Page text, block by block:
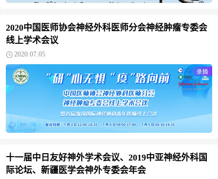
2020中国医师协会神经外科医师分会神经肿瘤专委会
线上学术会议
2020.07.05
十一届中日友好神外学术会议、2019中亚神经外科国
际论坛、新疆医学会神外专委会年会